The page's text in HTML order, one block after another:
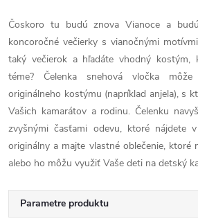
Čoskoro tu budú znova Vianoce a
koncoročné večierky s vianočnými
taký večierok a hľadáte vhodný
téme? Čelenka snehová vločka
originálneho kostýmu (napríklad anjela), s
Vašich kamarátov a rodinu. Čelenku
zvyšnými časťami odevu, ktoré nájdete
originálny a majte vlastné oblečenie, ktoré
alebo ho môžu využiť Vaše deti na detský
Parametre produktu